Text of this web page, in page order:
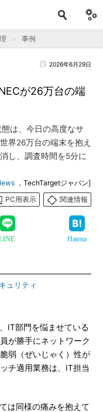
事例
2026年6月29日
が26万台の端
は、今日の高度なサ
界26万台の端末を抱え
し、調査時間を5分に
，TechTargetジャパン]
PC用表示
関連情報
Hatena
ュリティ
IT部門を悩ませている
が勝手にネットワーク
弱（ぜいじゃく）性が
チ適用業務は、IT担当
は同様の痛みを抱えて